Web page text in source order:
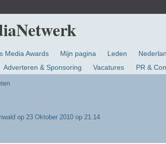
Media Awards Mijn pagina Leden
Adverteren & Sponsoring Vacatures PR &
op 23 Oktober 2010 op 21.14